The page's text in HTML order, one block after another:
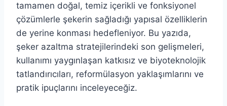
tamamen doğal, temiz içerikli ve fonksiyonel
çözümlerle şekerin sağladığı yapısal özelliklerin
de yerine konması hedefleniyor. Bu yazıda,
şeker azaltma stratejilerindeki son gelişmeleri,
kullanımı yaygınlaşan katkısız ve biyoteknolojik
tatlandırıcıları, reformülasyon yaklaşımlarını ve
pratik ipuçlarını inceleyeceğiz.